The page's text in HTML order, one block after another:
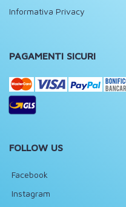
Informativa Privacy
PAGAMENTI SICURI
FOLLOW US
Facebook
Instagram